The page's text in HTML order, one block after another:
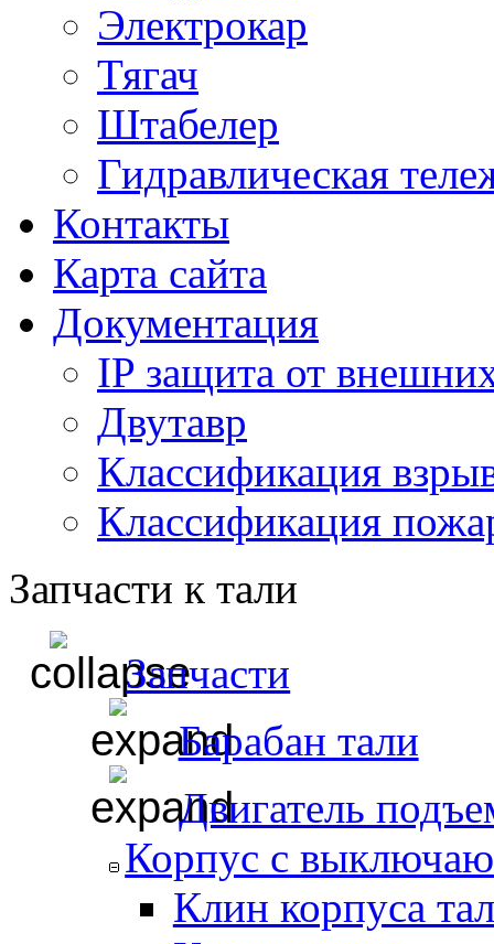
Электрокар
Тягач
Штабелер
Гидравлическая
Контакты
Карта сайта
Документация
IP защита от
Двутавр
Классификация
Классификация
Запчасти к тали
Запчасти
Барабан тали
Двигатель
Корпус с
Клин корпуса